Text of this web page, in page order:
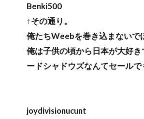
Benki500
↑その通り。
俺たちWeebを巻き込まないで
俺は子供の頃から日本が大好き
ードシャドウズなんてセールで
joydivisionucunt